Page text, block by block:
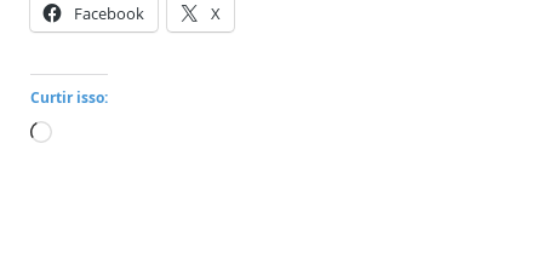
Facebook X
Curtir isso:
Carregando...